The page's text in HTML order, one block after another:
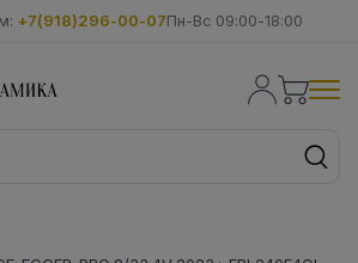
+7(918)296-00-07Пн-Вс 09:00-18:00